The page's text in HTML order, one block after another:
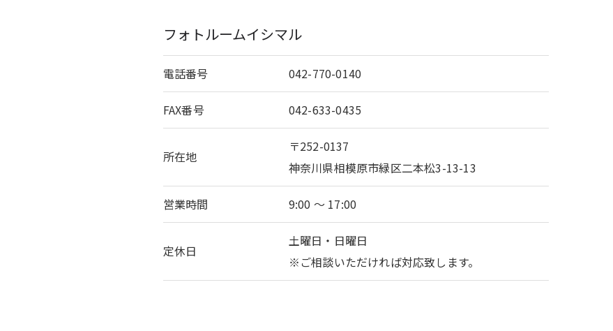
フォトルームイシマル
電話番号 042-770-0140
FAX番号 042-633-0435
所在地
〒252-0137
神奈川県相模原市緑区二本松3-13-13
営業時間 9:00 ～ 17:00
定休日
土曜日・日曜日
※ご相談いただければ対応致します。